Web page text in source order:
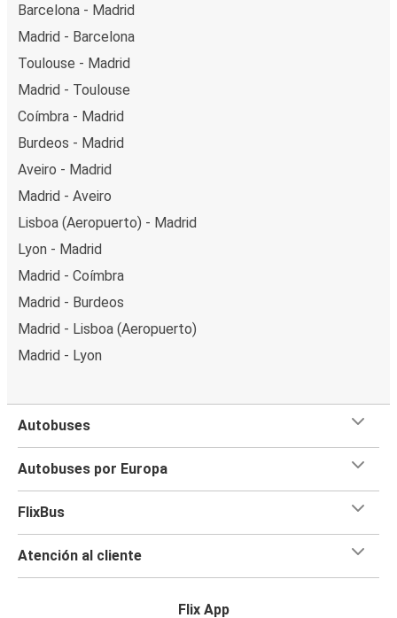
Barcelona - Madrid
Madrid - Barcelona
Toulouse - Madrid
Madrid - Toulouse
Coímbra - Madrid
Burdeos - Madrid
Aveiro - Madrid
Madrid - Aveiro
Lisboa (Aeropuerto) - Madrid
Lyon - Madrid
Madrid - Coímbra
Madrid - Burdeos
Madrid - Lisboa (Aeropuerto)
Madrid - Lyon
Autobuses
Autobuses por Europa
FlixBus
Atención al cliente
Flix App